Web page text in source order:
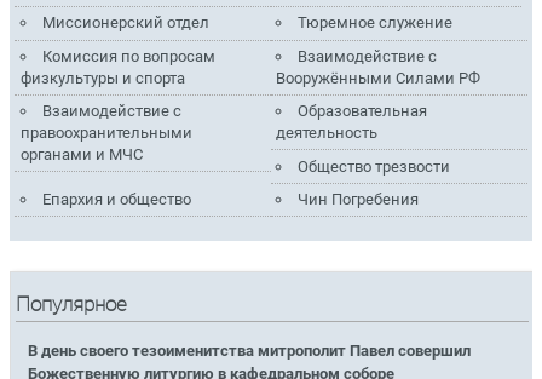
Миссионерский отдел
Тюремное служение
Комиссия по вопросам
физкультуры и спорта
Взаимодействие с
Вооружёнными Силами РФ
Взаимодействие с
правоохранительными
органами и МЧС
Образовательная
деятельность
Общество трезвости
Епархия и общество
Чин Погребения
Популярное
В день своего тезоименитства митрополит Павел совершил
Божественную литургию в кафедральном соборе